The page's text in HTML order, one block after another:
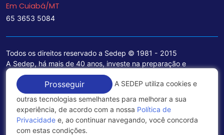
Em Cuiabá/MT
65 3653 5084
Todos os direitos reservado a Sedep © 1981 - 2015
A Sedep, há mais de 40 anos, investe na preparação e
treinamento de funcionários e na aquisição de tecnologia de
ponta para a ampliação de seu portfólio de serviços voltados
para a área jurídica, que contemplam informações seguras e
excelentes soluções empresariais.
Política de Privacidade
Prosseguir
A SEDEP utiliza cookies e
outras tecnologias semelhantes para melhorar a sua
experiência, de acordo com a nossa Política de
Privacidade e, ao continuar navegando, você concorda
com estas condições.